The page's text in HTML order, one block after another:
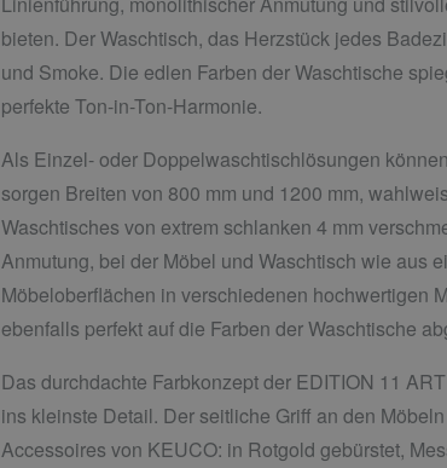
bieten. Der Waschtisch, das Herzstück jedes
und Smoke. Die edlen Farben der Waschtische
perfekte Ton-in-Ton-Harmonie.
Als Einzel- oder Doppelwaschtischlösungen
sorgen Breiten von 800 mm und 1200 mm,
Waschtisches von extrem schlanken 4 mm
Anmutung, bei der Möbel und Waschtisch wie aus
Möbeloberflächen in verschiedenen hochwertigen
ebenfalls perfekt auf die Farben der Waschtische
Das durchdachte Farbkonzept der EDITION 11
ins kleinste Detail. Der seitliche Griff an den
Accessoires von KEUCO: in Rotgold gebürstet,